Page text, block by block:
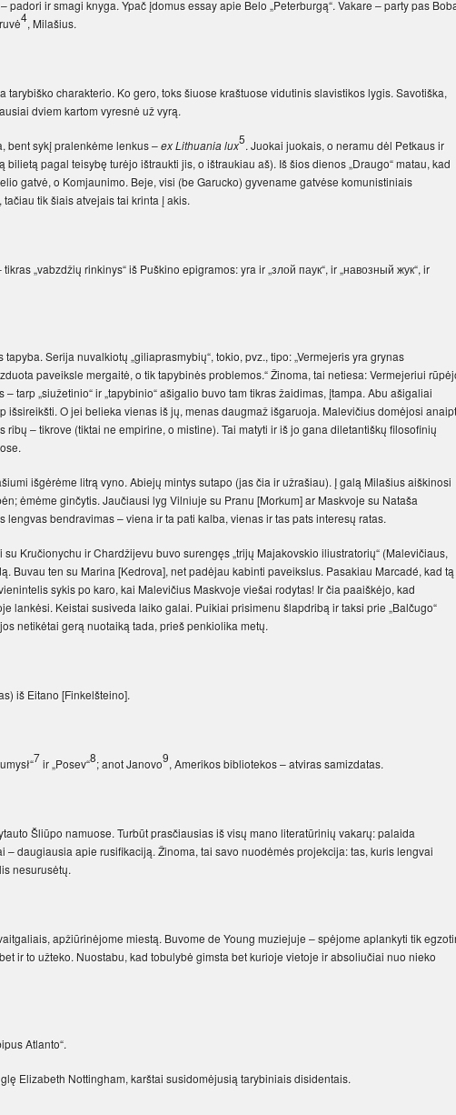
padori ir smagi knyga. Ypač įdomus essay apie Belo „Peterburgą“. Vakare – party pas
4, Mi­lašius.
tarybiško charakterio. Ko gero, toks šiuose kraštuose vidutinis slavistikos lygis. Savotiška,
dviem kartom vyresnė už vyrą.
bent sykį pralenkėme lenkus –ex Lithuania lux5. Juokai juokais, o neramu dėl Petkaus ir
pagal teisybę turėjo ištraukti jis, o ištraukiau aš). Iš šios dienos „Draugo“ matau, kad
gatvė, o Komjaunimo. Beje, visi (be Garucko) gyvename gatvėse komunistiniais
tik šiais atvejais tai krinta į akis.
„vabzdžių rinkinys“ iš Puškino epigramos: yra ir „злой паук“, ir „навозный жук“, ir
Serija nuvalkiotų „giliaprasmybių“, tokio, pvz., tipo: „Vermejeris yra grynas
paveiksle mergaitė, o tik tapybinės problemos.“ Žinoma, tai netiesa: Vermejeriui
tarp „siužetinio“ ir „tapybinio“ ašigalio buvo tam tikras žaidimas, įtampa. Abu ašigaliai
išsireikšti. O jei belieka vienas iš jų, menas daugmaž išgaruoja. Malevičius domėjosi
ribų –­ tikrove (tiktai ne empirine, o mistine). Tai matyti ir iš jo gana diletantiškų filosofinių
išgėrėme litrą vyno. Abiejų mintys sutapo (jas čia ir užrašiau). Į galą Milašius aiškinosi
ėmėme ginčytis. Jaučiausi lyg Vilniuje su Pranu [Morkum] ar Maskvoje su Nataša
lengvas bendravimas – viena ir ta pati kalba, vienas ir tas pats interesų ratas.
Kručionychu ir Chardžijevu buvo surengęs „trijų Majakovskio iliustratorių“ (Malevičiaus,
Buvau ten su Marina [Kedrova], net padėjau kabinti paveikslus. Pasakiau Marcadé, kad tą
sykis po karo, kai Malevičius Maskvoje viešai rodytas! Ir čia paaiškėjo, kad
lankėsi. Keistai susiveda laiko galai. Puikiai prisimenu šlapdribą ir taksi prie „Balčugo“
netikėtai gerą nuotaiką tada, prieš penkiolika metų.
iš Eitano [Finkelšteino].
7ir „Posev“8; anot Janovo9, Amerikos bibliotekos – atviras samizdatas.
Šliūpo namuose. Turbūt prasčiausias iš visų mano literatūrinių vakarų: palaida
– daugiausia apie rusifikaciją. Žinoma, tai savo nuodėmės projekcija: tas, kuris lengvai
nesurusėtų.
apžiūrinėjome miestą. Buvome de Young muziejuje – spėjome aplankyti tik
ir to užteko. Nuostabu, kad tobulybė gimsta bet kurioje vietoje ir absoliučiai nuo nieko
Atlanto“.
Elizabeth Nottingham, karštai susidomėjusią tarybiniais disidentais.